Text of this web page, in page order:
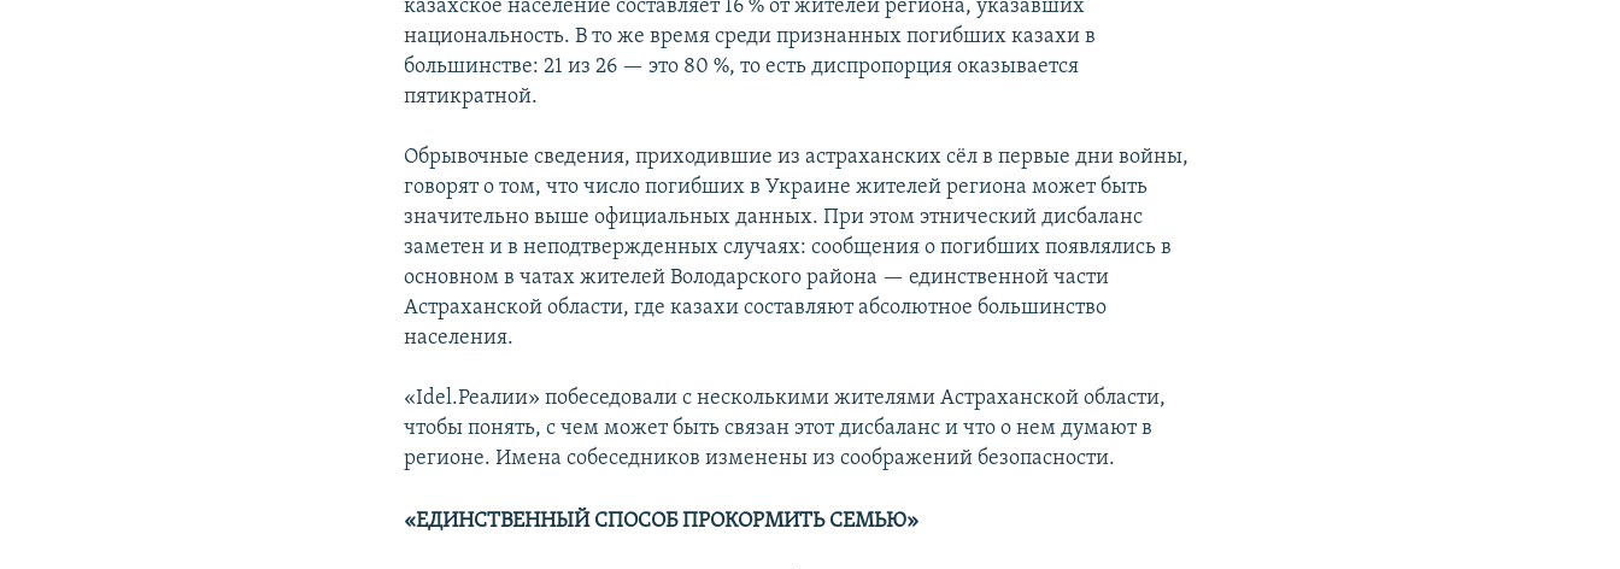
казахское население составляет 16 % от жителей региона, указавших
национальность. В то же время среди признанных погибших казахи в
большинстве: 21 из 26 — это 80 %, то есть диспропорция оказывается
пятикратной.
Обрывочные сведения, приходившие из астраханских сёл в первые дни войны,
говорят о том, что число погибших в Украине жителей региона может быть
значительно выше официальных данных. При этом этнический дисбаланс
заметен и в неподтвержденных случаях: сообщения о погибших появлялись в
основном в чатах жителей Володарского района — единственной части
Астраханской области, где казахи составляют абсолютное большинство
населения.
«Idel.Реалии» побеседовали с несколькими жителями Астраханской области,
чтобы понять, с чем может быть связан этот дисбаланс и что о нем думают в
регионе. Имена собеседников изменены из соображений безопасности.
«ЕДИНСТВЕННЫЙ СПОСОБ ПРОКОРМИТЬ СЕМЬЮ»